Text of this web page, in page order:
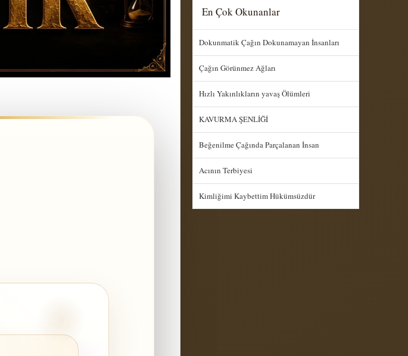
En Çok Okunanlar
Dokunmatik Çağın Dokunamayan İnsanları
Çağın Görünmez Ağları
Hızlı Yakınlıkların yavaş Ölümleri
KAVURMA ŞENLİĞİ
Beğenilme Çağında Parçalanan İnsan
Acının Terbiyesi
Kimliğimi Kaybettim Hükümsüzdür